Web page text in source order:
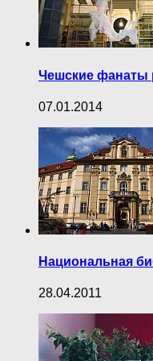
Чешские фанаты
07.01.2014
Национальная
28.04.2011